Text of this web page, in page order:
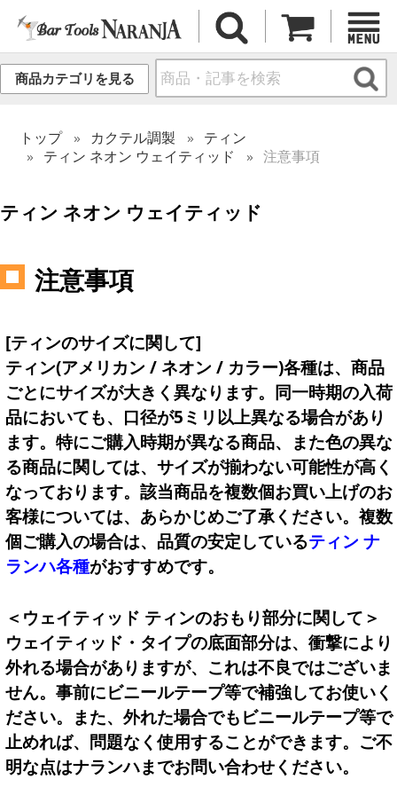
商品カテゴリを見る
トップ カクテル調製
ティン
ティン ネオン ウェイティッド
注意事項
ティン ネオン ウェイティッド
注意事項
[ティンのサイズに関して]
ティン(アメリカン / ネオン / カラー)各種は、商品
ごとにサイズが大きく異なります。同一時期の入荷
品においても、口径が5ミリ以上異なる場合があり
ます。特にご購入時期が異なる商品、また色の異な
る商品に関しては、サイズが揃わない可能性が高く
なっております。該当商品を複数個お買い上げのお
客様については、あらかじめご了承ください。複数
個ご購入の場合は、品質の安定しているティン ナ
ランハ各種がおすすめです。
＜ウェイティッド ティンのおもり部分に関して＞
ウェイティッド・タイプの底面部分は、衝撃により
外れる場合がありますが、これは不良ではございま
せん。事前にビニールテープ等で補強してお使いく
ださい。また、外れた場合でもビニールテープ等で
止めれば、問題なく使用することができます。ご不
明な点はナランハまでお問い合わせください。